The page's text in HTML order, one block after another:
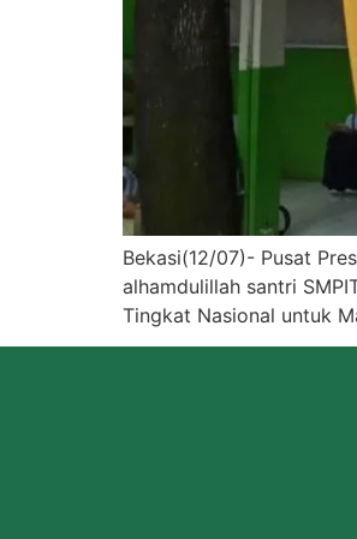
Bekasi(12/07)- Pusat
alhamdulillah santri
Tingkat Nasional untuk